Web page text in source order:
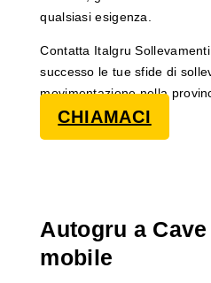
qualsiasi esigenza.
Contatta Italgru
successo le tue sfide di
movimentazione nella
CHIAMACI
Autogru a
mobile